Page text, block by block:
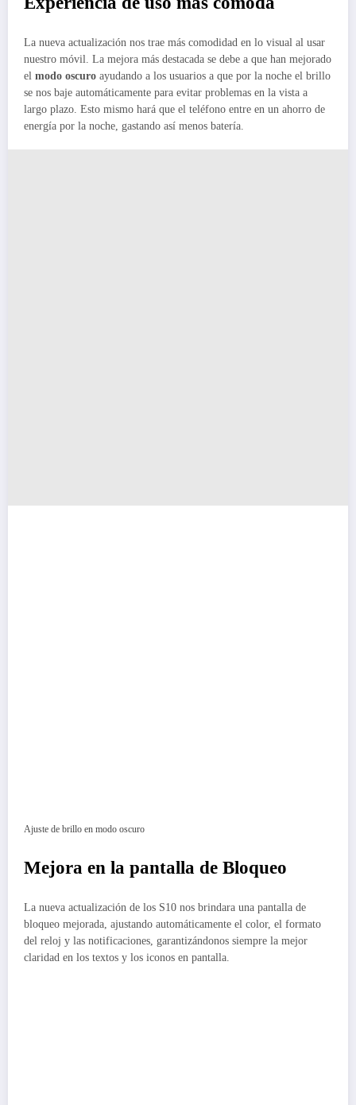
La nueva actualización nos trae más comodidad en lo visual al usar
nuestro móvil. La mejora más destacada se debe a que han mejorado
el modo oscuro ayudando a los usuarios a que por la noche el brillo
se nos baje automáticamente para evitar problemas en la vista a
largo plazo. Esto mismo hará que el teléfono entre en un ahorro de
energía por la noche, gastando así menos batería.
Ajuste de brillo en modo oscuro
Mejora en la pantalla de Bloqueo
La nueva actualización de los S10 nos brindara una pantalla de
bloqueo mejorada, ajustando automáticamente el color, el formato
del reloj y las notificaciones, garantizándonos siempre la mejor
claridad en los textos y los iconos en pantalla.